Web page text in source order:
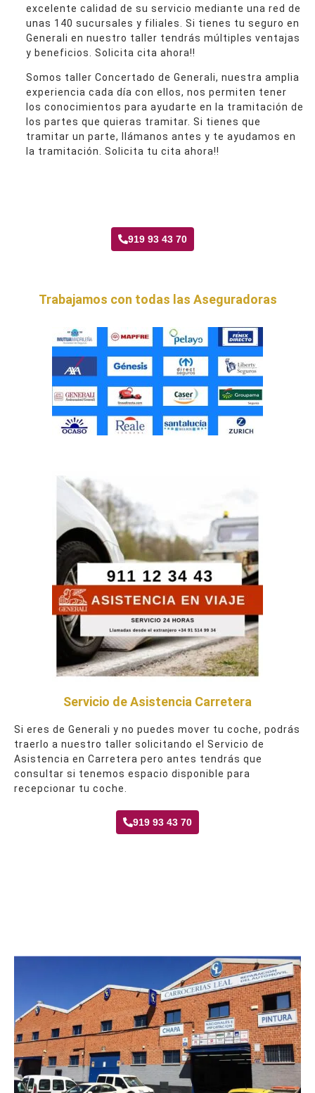
excelente calidad de su servicio mediante una red de
unas 140 sucursales y filiales. Si tienes tu seguro en
Generali en nuestro taller tendrás múltiples ventajas
y beneficios. Solicita cita ahora!!
Somos taller Concertado de Generali, nuestra amplia
experiencia cada día con ellos, nos permiten tener
los conocimientos para ayudarte en la tramitación de
los partes que quieras tramitar. Si tienes que
tramitar un parte, llámanos antes y te ayudamos en
la tramitación. Solicita tu cita ahora!!
919 93 43 70
Trabajamos con todas las Aseguradoras
Servicio de Asistencia Carretera
Si eres de Generali y no puedes mover tu coche, podrás
traerlo a nuestro taller solicitando el Servicio de
Asistencia en Carretera pero antes tendrás que
consultar si tenemos espacio disponible para
recepcionar tu coche.
919 93 43 70